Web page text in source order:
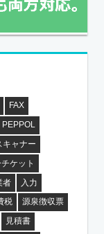
FAX
PEPPOL
キャナー
ケット
者
入力
税
源泉徴収票
見積書